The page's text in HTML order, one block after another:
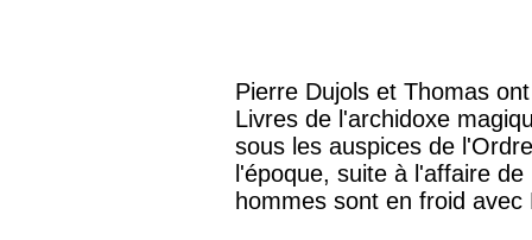
Pierre Dujols et Thomas
Livres de l'archidoxe
sous les auspices de
l'époque, suite à l'affaire
hommes sont en froid avec